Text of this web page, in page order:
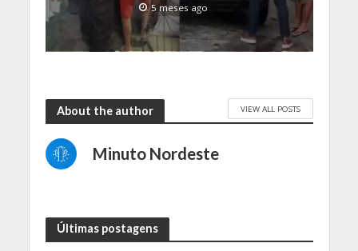
5 meses ago
About the author VIEW ALL POSTS
Minuto Nordeste
Últimas postagens